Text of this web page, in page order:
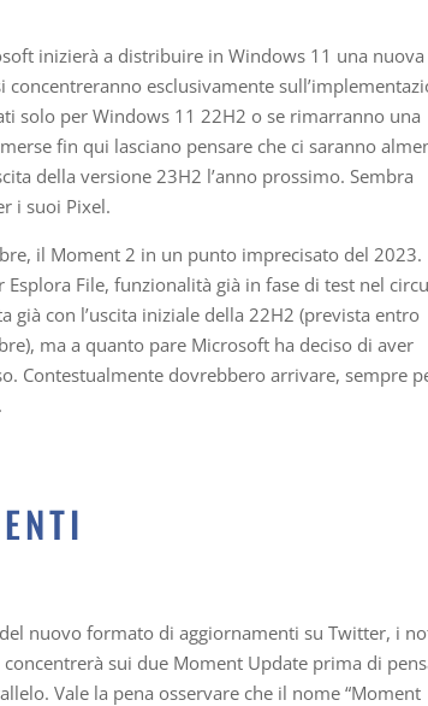
inizierà a distribuire in Windows 11 una nuova
esclusivamente
solo per Windows 11 22H2 o se rimarranno una
fin qui lasciano pensare che ci saranno
della versione 23H2 l’anno prossimo. Sembra
i suoi Pixel.
il Moment 2 in un punto imprecisato del 2023.
File, funzionalità già in fase di test nel
già con l’uscita iniziale della 22H2 (prevista entro
ma a quanto pare Microsoft ha deciso di aver
Contestualmente dovrebbero arrivare, sempre
nuovo formato di aggiornamenti su Twitter, i
sui due Moment Update prima di
Vale la pena osservare che il nome “Moment